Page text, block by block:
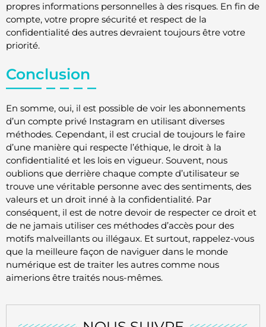
propres informations personnelles à des risques. En fin de
compte, votre propre sécurité et respect de la
confidentialité des autres devraient toujours être votre
priorité.
Conclusion
En somme, oui, il est possible de voir les abonnements
d’un compte privé Instagram en utilisant diverses
méthodes. Cependant, il est crucial de toujours le faire
d’une manière qui respecte l’éthique, le droit à la
confidentialité et les lois en vigueur. Souvent, nous
oublions que derrière chaque compte d’utilisateur se
trouve une véritable personne avec des sentiments, des
valeurs et un droit inné à la confidentialité. Par
conséquent, il est de notre devoir de respecter ce droit et
de ne jamais utiliser ces méthodes d’accès pour des
motifs malveillants ou illégaux. Et surtout, rappelez-vous
que la meilleure façon de naviguer dans le monde
numérique est de traiter les autres comme nous
aimerions être traités nous-mêmes.